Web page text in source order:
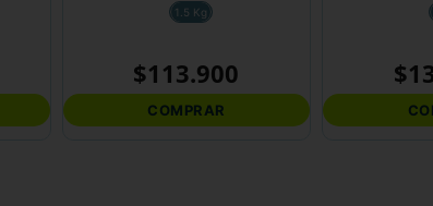
1.5 Kg
$113.900
COMPRAR
$